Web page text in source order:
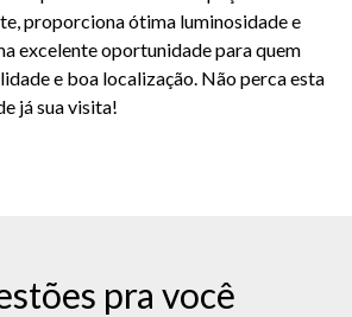
proporciona ótima luminosidade e
excelente oportunidade para quem
e boa localização. Não perca esta
já sua visita!
pra você